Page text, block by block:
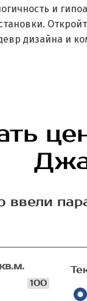
и
дизайна и
ввели
100